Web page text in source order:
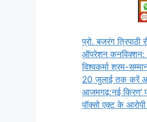
प्रो. बजरंग
ऑपरेशन कनविक्शन:
विश्वकर्मा श्रम-
20 जुलाई तक करें
आजमगढ़:नई किरण’
पॉक्सो एक्ट के